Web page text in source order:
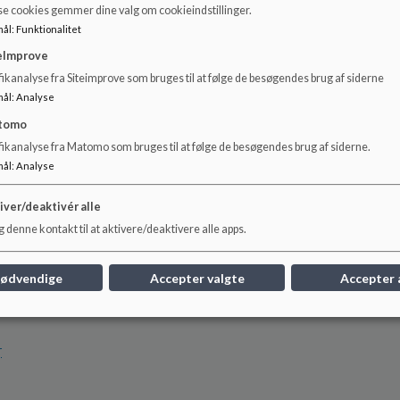
forsikring
2026
cookies gemmer dine valg om cookieindstillinger.
: Funktionalitet
fra Siteimprove som bruges til at følge de besøgendes brug af siderne
: Analyse
fra Matomo som bruges til at følge de besøgendes brug af siderne.
: Analyse
deaktivér alle
denne kontakt til at aktivere/deaktivere alle apps.
Accepter valgte Accepter